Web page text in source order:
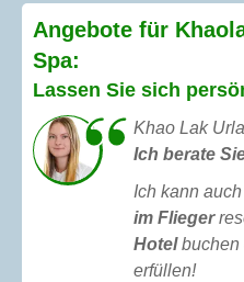
Angebote für
Spa:
Lassen Sie sich
Khao Lak
Ich berate
Ich kann
im Flieger
Hotelbuchen
erfüllen!